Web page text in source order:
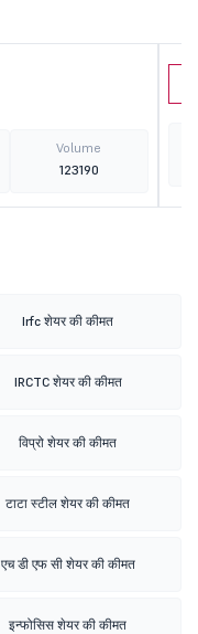
Volume
123190
Irfc शेयर की कीमत
IRCTC शेयर की कीमत
विप्रो शेयर की कीमत
टाटा स्टील शेयर की कीमत
एच डी एफ सी शेयर की कीमत
इन्फोसिस शेयर की कीमत